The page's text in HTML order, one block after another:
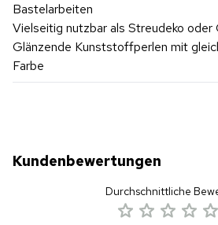
Bastelarbeiten
Vielseitig nutzbar als Streudeko oder
Glänzende Kunststoffperlen mit
Farbe
Kundenbewertungen
Durchschnittliche